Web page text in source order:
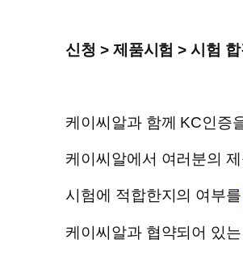
신청 > 제품시험 > 시험
케이씨알과 함께 KC인증
케이씨알에서 여러분의 제
시험에 적합한지의 여부를
케이씨알과 협약되어 있